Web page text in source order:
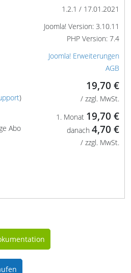
1.2.1 / 17.01.2021
Joomla! Version: 3.10.11
PHP Version: 7.4
Joomla! Erweiterungen
AGB
)
19,70 €
/ zzgl. MwSt.
Abo
1. Monat 19,70 €
danach 4,70 €
/ zzgl. MwSt.